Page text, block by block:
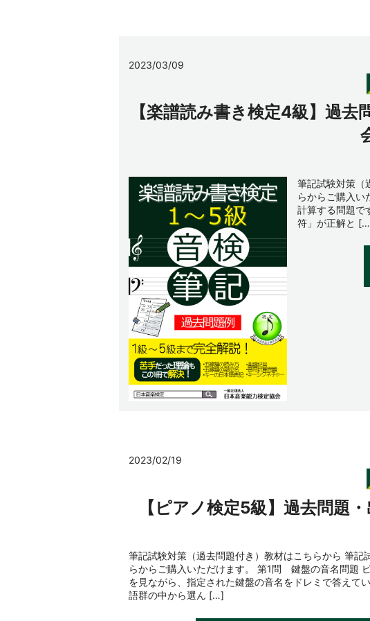
2023/03/09
【楽譜読み書き検定4級】過
筆記試験対策（
らからご購入
計算する問題で
符」が正解と
2023/02/19
【ピアノ検定5級】過去問題
筆記試験対策（過去問題付き）教材はこちらから 筆記
らからご購入いただけます。 第1問 鍵盤の音名問題
を見ながら、指定された鍵盤の音名をドレミで答えて
語群の中から選ん […]